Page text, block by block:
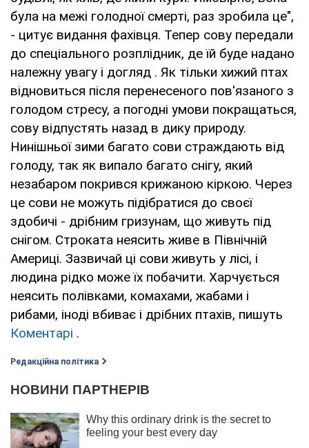
була на межі голодної смерті, раз зробила це",
- цитує видання фахівця. Тепер сову передали
до спеціального розплідник, де їй буде надано
належну увагу і догляд . Як тільки хижий птах
відновиться після перенесеного пов'язаного з
голодом стресу, а погодні умови покращаться,
сову відпустять назад в дику природу.
Нинішньої зими багато сови страждають від
голоду, так як випало багато снігу, який
незабаром покрився крижаною кіркою. Через
це сови не можуть підібратися до своєї
здобичі - дрібним гризунам, що живуть під
снігом. Строката неясить живе в Північній
Америці. Зазвичай ці сови живуть у лісі, і
людина рідко може їх побачити. Харчується
неясить полівками, комахами, жабами і
рибами, іноді вбиває і дрібних птахів, пишуть
Коментарі .
Редакційна політика